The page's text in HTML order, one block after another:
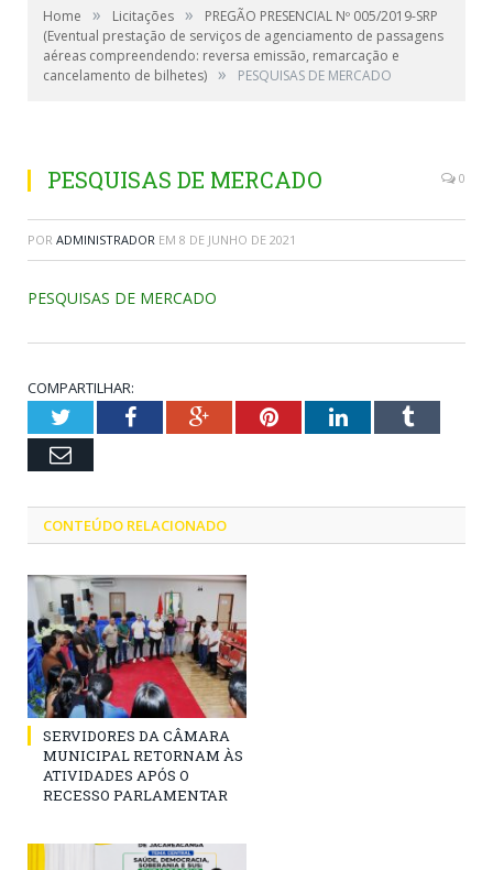
Home » Licitações »
PREGÃO PRESENCIAL Nº 005/2019-SRP
(Eventual prestação de serviços de agenciamento de passagens
aéreas compreendendo: reversa emissão, remarcação e
cancelamento de bilhetes) » PESQUISAS DE MERCADO
PESQUISAS DE MERCADO 0
POR ADMINISTRADOR EM 8 DE JUNHO DE 2021
PESQUISAS DE MERCADO
COMPARTILHAR:
TwitterFacebookGoogle+PinterestLinkedInTumblr
Email
CONTEÚDO RELACIONADO
SERVIDORES DA CÂMARA
MUNICIPAL RETORNAM ÀS
ATIVIDADES APÓS O
RECESSO PARLAMENTAR